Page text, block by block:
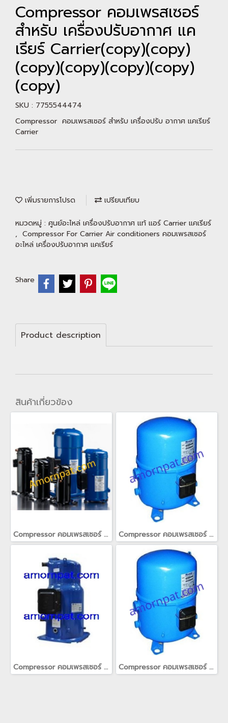
Compressor คอมเพรสเซอร์
สำหรับ เครื่องปรับอากาศ แค
เรียร์ Carrier(copy)(copy)
(copy)(copy)(copy)(copy)
(copy)
SKU : 7755544474
Compressor คอมเพรสเซอร์ สำหรับ เครื่องปรับ อากาศ แคเรียร์
Carrier
เพิ่มรายการโปรด เปรียบเทียบ
หมวดหมู่ : ศูนย์อะไหล่ เครื่องปรับอากาศ แท้ แอร์ Carrier แคเรียร์
, Compressor For Carrier Air conditioners คอมเพรสเซอร์
อะไหล่ เครื่องปรับอากาศ แคเรียร์
Share
Product description
สินค้าเกี่ยวข้อง
Compressor คอมเพรสเซอร์ สำหรับ เครื่องปรับอากาศ แคเรียร์ Carrier(copy)(copy)(copy)(copy)(copy) Compressor คอมเพรสเซอร์ สำหรับ เครื่องปรับอากาศ แคเรียร์ Carrier(copy)(copy)(copy)(copy)(copy)
Compressor คอมเพรสเซอร์ สำหรับ เครื่องปรับอากาศ แคเรียร์ Carrier(copy)(copy)(copy)(copy)(copy) Compressor คอมเพรสเซอร์ สำหรับ เครื่องปรับอากาศ แคเรียร์ Carrier(copy)(copy)(copy)(copy)(copy)(copy)